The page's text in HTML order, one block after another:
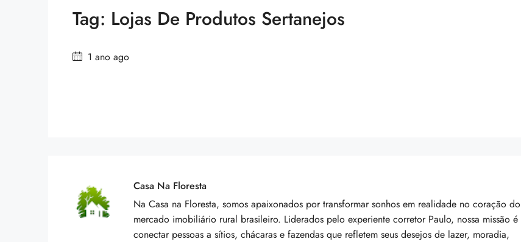
Tag: Lojas De Produtos Sertanejos
1 ano ago
Casa Na Floresta
Na Casa na Floresta, somos apaixonados por transformar sonhos em realidade no coração do
mercado imobiliário rural brasileiro. Liderados pelo experiente corretor Paulo, nossa missão é
conectar pessoas a sítios, chácaras e fazendas que refletem seus desejos de lazer, moradia,